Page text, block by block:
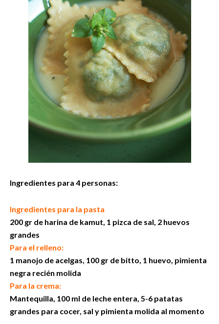
Ingredientes para 4 personas:
Ingredientes para la pasta
200 gr de harina de kamut, 1 pizca de sal, 2 huevos
grandes
Para el relleno:
1 manojo de acelgas, 100 gr de bitto, 1 huevo, pimienta
negra recién molida
Para la crema:
Mantequilla, 100 ml de leche entera, 5-6 patatas
grandes para cocer, sal y pimienta molida al momento